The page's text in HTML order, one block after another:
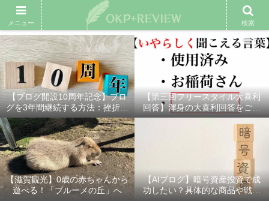
雑記ブログ プロフィール 余興動画 ベスト大喜利 スポ
【ブログ開設10周年記念】ブロ
グを3年間継続する方法：挫折し
ないための7つの秘訣
【第三回フリースタイル大喜利
回答】渾身の大喜利回答をご紹
介！
【滋賀観光】0歳の赤ちゃんから
遊べる！「ブルーメの丘」へ
【AIブログ】暗号資産投資で成
功したい？具体的な商品や戦略
を分かりやすく解説！
メニュー 検索